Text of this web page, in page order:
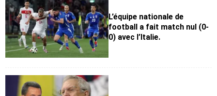
L’équipe nationale de
football a fait match nul (0-
0) avec l’Italie.